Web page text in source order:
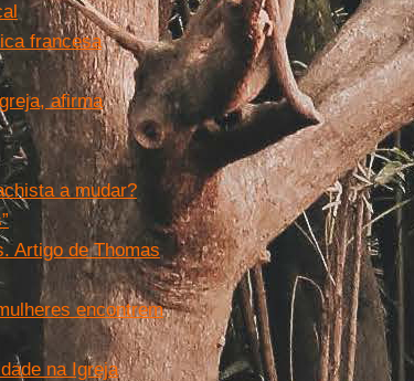
francesa
afirma
a mudar?
Artigo de Thomas
encontrem
na Igreja